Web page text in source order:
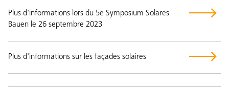
Plus d'informations lors du 5e Symposium Solares
Bauen le 26 septembre 2023
Plus d'informations sur les façades solaires